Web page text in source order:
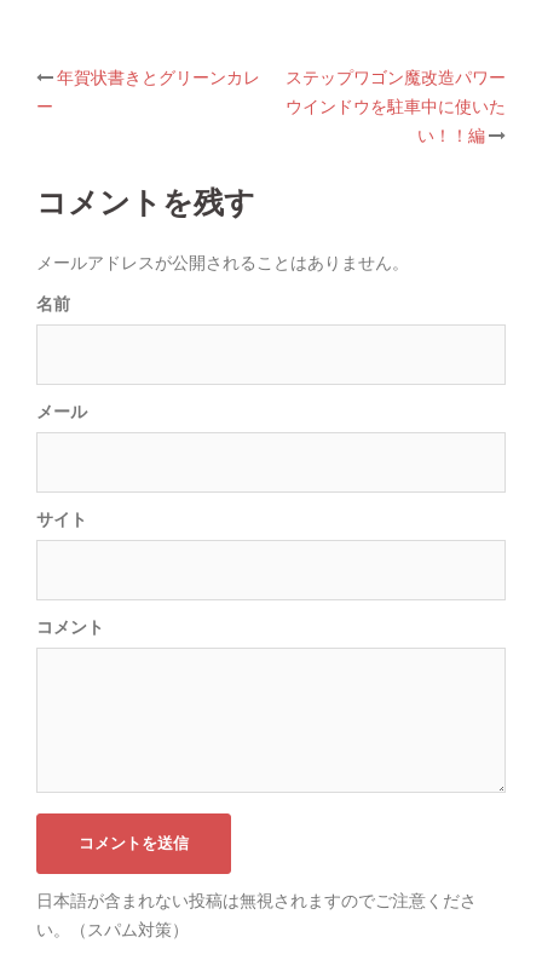
Post
年賀状書きとグリーンカレ
ー
ステップワゴン魔改造パワー
ウインドウを駐車中に使いた
い！！編
コメントを残す
メールアドレスが公開されることはありません。
名前
メール
サイト
コメント
日本語が含まれない投稿は無視されますのでご注意くださ
い。（スパム対策）